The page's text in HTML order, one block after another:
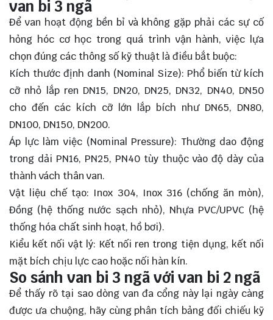
van bi 3 ngã
Để van hoạt động bền bỉ và không gặp phải các sự cố
hỏng hóc cơ học trong quá trình vận hành, việc lựa
chọn đúng các thông số kỹ thuật là điều bắt buộc:
Kích thước định danh (Nominal Size): Phổ biến từ kích
cỡ nhỏ lắp ren DN15, DN20, DN25, DN32, DN40, DN50
cho đến các kích cỡ lớn lắp bích như DN65, DN80,
DN100, DN150, DN200.
Áp lực làm việc (Nominal Pressure): Thường dao động
trong dải PN16, PN25, PN40 tùy thuộc vào độ dày của
thành vách thân van.
Vật liệu chế tạo: Inox 304, Inox 316 (chống ăn mòn),
Đồng (hệ thống nước sạch nhỏ), Nhựa PVC/UPVC (hệ
thống hóa chất sinh hoạt, hồ bơi).
Kiểu kết nối vật lý: Kết nối ren trong tiện dụng, kết nối
mặt bích chịu lực cao hoặc nối hàn kín.
So sánh van bi 3 ngã với van bi 2 ngã
Để thấy rõ tại sao dòng van đa cổng này lại ngày càng
được ưa chuộng, hãy cùng phân tích bảng đối chiếu kỹ